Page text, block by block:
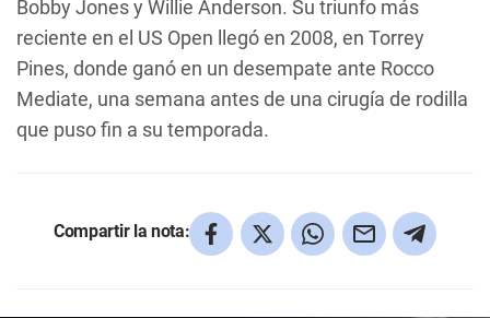
Bobby Jones y Willie Anderson. Su triunfo más
reciente en el US Open llegó en 2008, en Torrey
Pines, donde ganó en un desempate ante Rocco
Mediate, una semana antes de una cirugía de rodilla
que puso fin a su temporada.
Compartir la nota: